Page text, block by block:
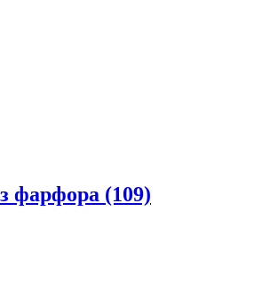
фарфора (109)